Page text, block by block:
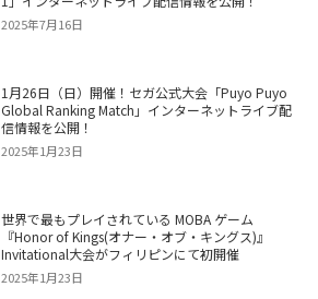
2025年7月16日
1月26日（日）開催！セガ公式大会「Puyo Puyo
Global Ranking Match」インターネットライブ配
信情報を公開！
2025年1月23日
世界で最もプレイされている MOBA ゲーム
『Honor of Kings(オナー・オブ・キングス)』
Invitational大会がフィリピンにて初開催
2025年1月23日